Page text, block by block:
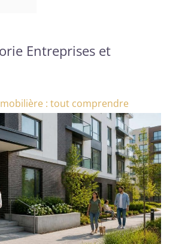
Entreprises et
: tout comprendre